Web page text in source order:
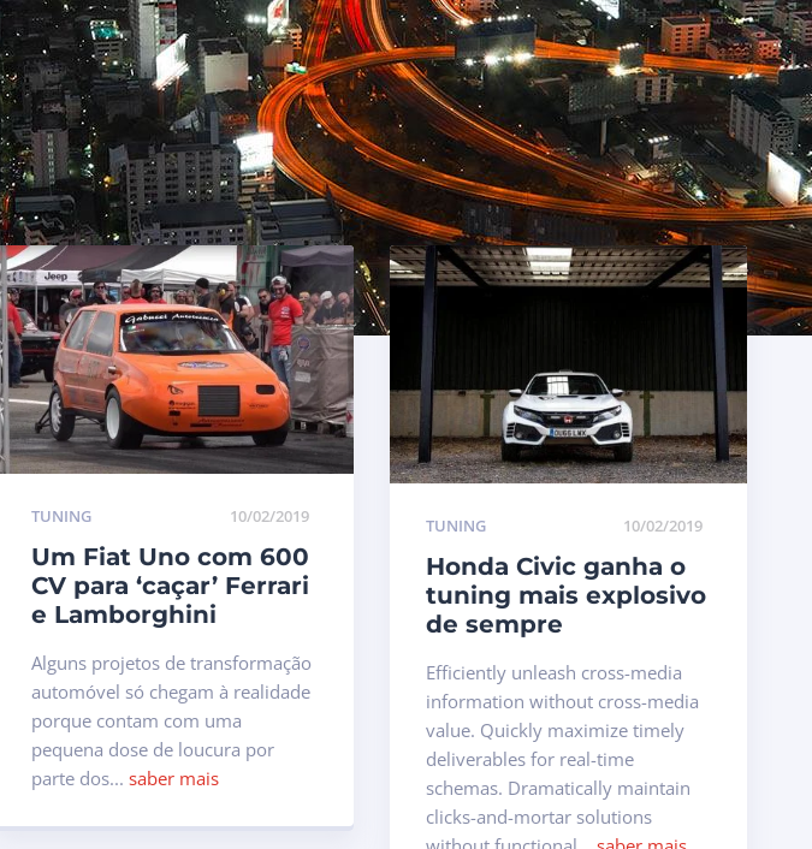
TUNING 10/02/2019
Um Fiat Uno com 600
CV para ‘caçar’ Ferrari
e Lamborghini
Alguns projetos de transformação
automóvel só chegam à realidade
porque contam com uma
pequena dose de loucura por
parte dos... saber mais
TUNING 10/02/2019
Honda Civic ganha o
tuning mais explosivo
de sempre
Efficiently unleash cross-media
information without cross-media
value. Quickly maximize timely
deliverables for real-time
schemas. Dramatically maintain
clicks-and-mortar solutions